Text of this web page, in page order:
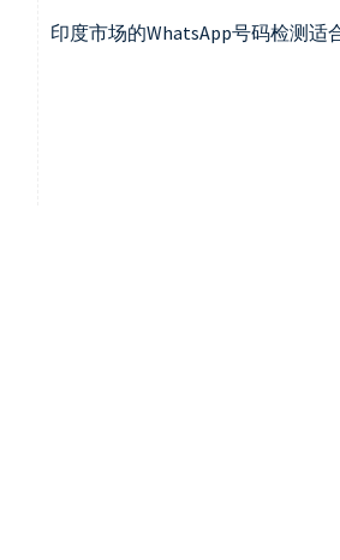
印度市场的WhatsApp号码检测适